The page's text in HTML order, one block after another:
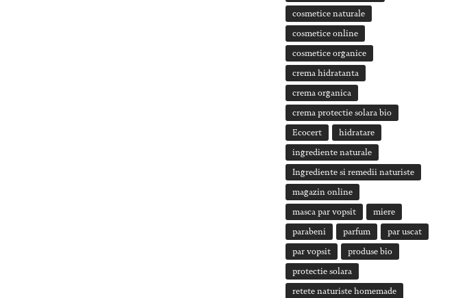
cosmetice naturale
cosmetice online
cosmetice organice
crema hidratanta
crema organica
crema protectie solara bio
Ecocert hidratare
ingrediente naturale
Ingrediente si remedii naturiste
magazin online
masca par vopsit miere
parabeni parfum par uscat
par vopsit produse bio
protectie solara
retete naturiste homemade